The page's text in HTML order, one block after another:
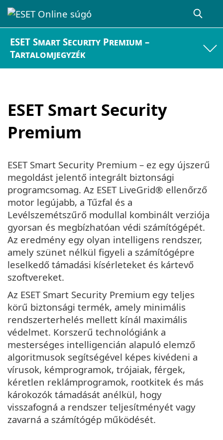
ESET Smart Security Premium –
Tartalomjegyzék
ESET Smart Security
Premium
ESET Smart Security Premium – ez egy újszerű
megoldást jelentő integrált biztonsági
programcsomag. Az ESET LiveGrid® ellenőrző
motor legújabb, a Tűzfal és a
Levélszemétszűrő modullal kombinált verziója
gyorsan és megbízhatóan védi számítógépét.
Az eredmény egy olyan intelligens rendszer,
amely szünet nélkül figyeli a számítógépre
leselkedő támadási kísérleteket és kártevő
szoftvereket.
Az ESET Smart Security Premium egy teljes
körű biztonsági termék, amely minimális
rendszerterhelés mellett kínál maximális
védelmet. Korszerű technológiánk a
mesterséges intelligencián alapuló elemző
algoritmusok segítségével képes kivédeni a
vírusok, kémprogramok, trójaiak, férgek,
kéretlen reklámprogramok, rootkitek és más
károkozók támadását anélkül, hogy
visszafogná a rendszer teljesítményét vagy
zavarná a számítógép működését.